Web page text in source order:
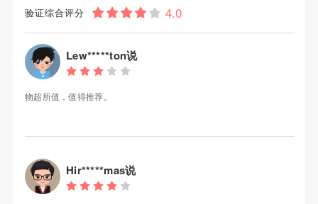
验证综合评分
Lew*****ton说
物超所值，值得推荐。
Hir*****mas说